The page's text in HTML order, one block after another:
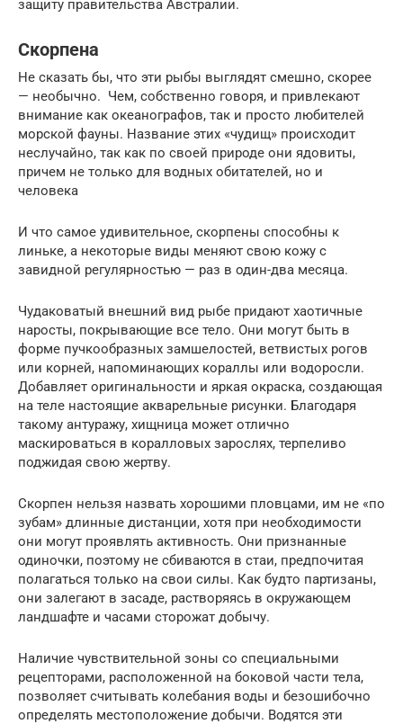
защиту правительства Австралии.
Скорпена
Не сказать бы, что эти рыбы выглядят смешно, скорее
— необычно. Чем, собственно говоря, и привлекают
внимание как океанографов, так и просто любителей
морской фауны. Название этих «чудищ» происходит
неслучайно, так как по своей природе они ядовиты,
причем не только для водных обитателей, но и
человека
И что самое удивительное, скорпены способны к
линьке, а некоторые виды меняют свою кожу с
завидной регулярностью — раз в один-два месяца.
Чудаковатый внешний вид рыбе придают хаотичные
наросты, покрывающие все тело. Они могут быть в
форме пучкообразных замшелостей, ветвистых рогов
или корней, напоминающих кораллы или водоросли.
Добавляет оригинальности и яркая окраска, создающая
на теле настоящие акварельные рисунки. Благодаря
такому антуражу, хищница может отлично
маскироваться в коралловых зарослях, терпеливо
поджидая свою жертву.
Скорпен нельзя назвать хорошими пловцами, им не «по
зубам» длинные дистанции, хотя при необходимости
они могут проявлять активность. Они признанные
одиночки, поэтому не сбиваются в стаи, предпочитая
полагаться только на свои силы. Как будто партизаны,
они залегают в засаде, растворяясь в окружающем
ландшафте и часами сторожат добычу.
Наличие чувствительной зоны со специальными
рецепторами, расположенной на боковой части тела,
позволяет считывать колебания воды и безошибочно
определять местоположение добычи. Водятся эти